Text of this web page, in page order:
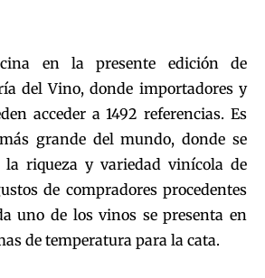
en la presente edición de
del Vino, donde importadores y
acceder a 1492 referencias. Es
grande del mundo, donde se
la riqueza y variedad vinícola de
de compradores procedentes
uno de los vinos se presenta en
de temperatura para la cata.